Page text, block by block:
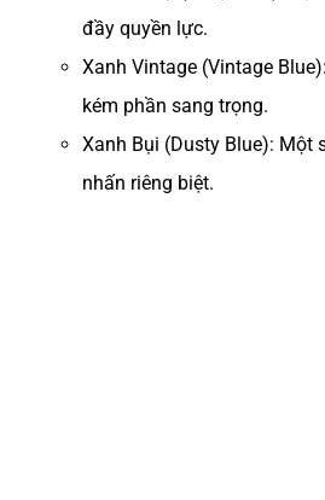
đầy quyền lực.
Xanh Vintage (Vintage
kém phần sang trọng.
Xanh Bụi (Dusty Blue): Một
nhấn riêng biệt.